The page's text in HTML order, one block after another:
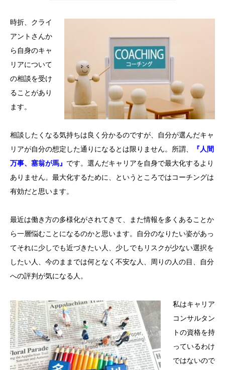
時折、クライ
アントさんか
ら自身のキャ
リアについて
の相談を受け
ることがあり
ます。
相談したくなる気持ちは良く分かるのですが、自分が選んだキャ
リアが自分の想定した通りになるとは限りません。所謂、
『人間
万事、塞翁が馬』 です。選んだキャリアを自身で最大化するより
ありません。最大化するために、というところではコーチングは
有効だと思います。
最近は働き方の多様化がされてきて、また情報を多くあることか
ら一層悩むことになるのかと思います。自分のなりたい姿があっ
てそれに少しでも近づきたい人、少しでもリスクが少ない選択を
したい人、今のままでは何となく不安な人、周りの人の目、自分
への評判が気になる人。
私はキャリア
コンサルタン
トの資格を持
っているわけ
ではないので